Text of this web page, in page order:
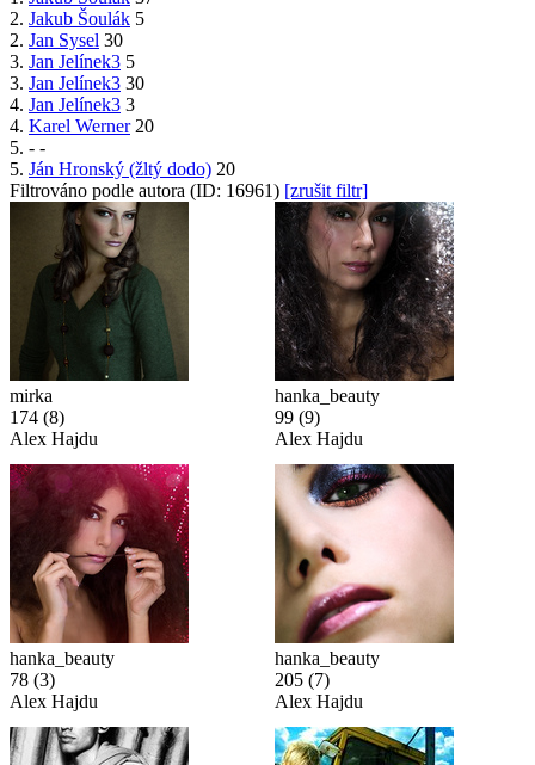
2. Jakub Šoulák 5
2. Jan Sysel 30
3. Jan Jelínek3 5
3. Jan Jelínek3 30
4. Jan Jelínek3 3
4. Karel Werner 20
5. - -
5. Ján Hronský (žltý dodo) 20
Filtrováno podle autora (ID: 16961) [zrušit filtr]
mirka
174 (8)
Alex Hajdu
hanka_beauty
99 (9)
Alex Hajdu
hanka_beauty
78 (3)
Alex Hajdu
hanka_beauty
205 (7)
Alex Hajdu